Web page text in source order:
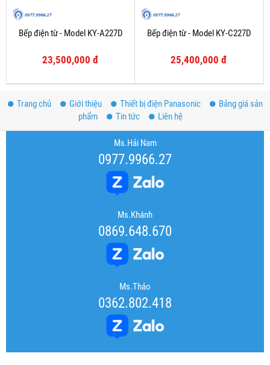
Bếp điện từ - Model KY-A227D
23,500,000 đ
Bếp điện từ - Model KY-C227D
25,400,000 đ
Trang chủ Giới thiệu Thiết bị điện Panasonic
Bảng giá sản
phẩm
Tin tức Liên hệ
Ms.Hải Nam
0977.9966.27
Ms.Khánh
0869.648.670
Ms.Thảo
0362.802.418